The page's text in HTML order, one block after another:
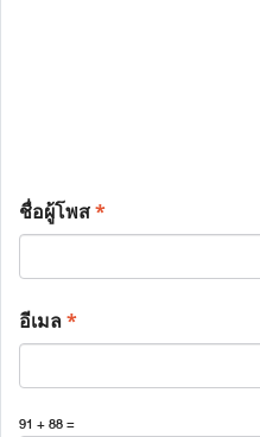
ชื่อผู้โพส*
อีเมล*
91 + 88 =